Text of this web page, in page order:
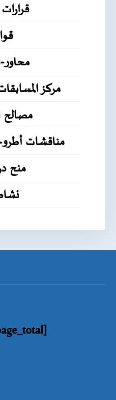
مركز
مصالح
مناقشات
منح
[rano_page_total]